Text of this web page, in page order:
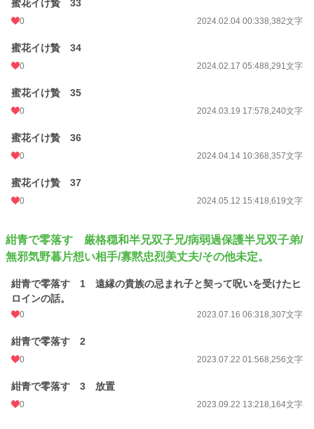
蜜花イけ贄 33
0 2024.02.04 00:338,382文字
蜜花イけ贄 34
0 2024.02.17 05:488,291文字
蜜花イけ贄 35
0 2024.03.19 17:578,240文字
蜜花イけ贄 36
0 2024.04.14 10:368,357文字
蜜花イけ贄 37
0 2024.05.12 15:418,619文字
紺青で零落す 厳格穏和半兄双子兄/病弱過保護半兄双子弟/
無邪気野暮片想い相手/寡黙忠烈美丈夫/その他未定。
紺青で零落す 1 遠縁の貴族の忌まれ子と契って呪いを受けたヒ
ロインの話。
0 2023.07.16 06:318,307文字
紺青で零落す 2
0 2023.07.22 01:568,256文字
紺青で零落す 3 放置
0 2023.09.22 13:218,164文字